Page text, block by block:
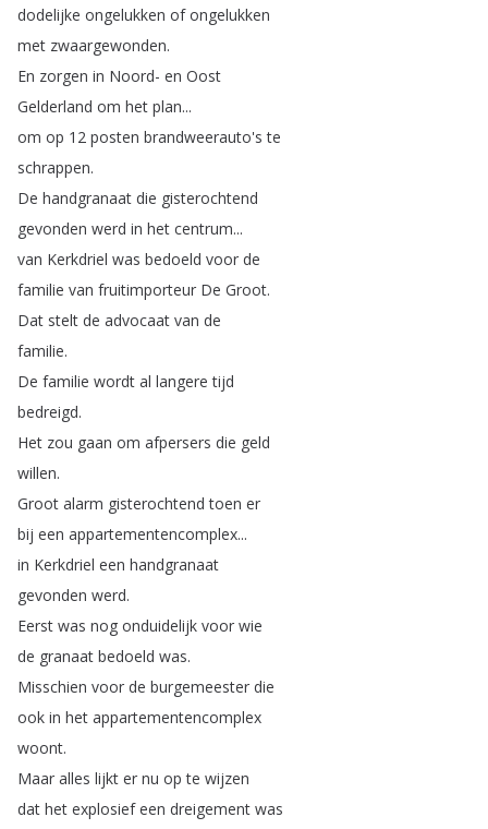
dodelijke ongelukken of ongelukken
met zwaargewonden.
En zorgen in Noord- en Oost
Gelderland om het plan...
om op 12 posten brandweerauto's te
schrappen.
De handgranaat die gisterochtend
gevonden werd in het centrum...
van Kerkdriel was bedoeld voor de
familie van fruitimporteur De Groot.
Dat stelt de advocaat van de
familie.
De familie wordt al langere tijd
bedreigd.
Het zou gaan om afpersers die geld
willen.
Groot alarm gisterochtend toen er
bij een appartementencomplex...
in Kerkdriel een handgranaat
gevonden werd.
Eerst was nog onduidelijk voor wie
de granaat bedoeld was.
Misschien voor de burgemeester die
ook in het appartementencomplex
woont.
Maar alles lijkt er nu op te wijzen
dat het explosief een dreigement was